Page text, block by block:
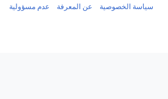
سياسة الخصوصية عن المعرفة عدم مسؤولية